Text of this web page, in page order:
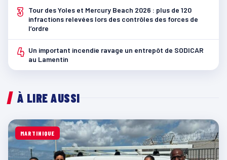
3
Tour des Yoles et Mercury Beach 2026 : plus de 120
infractions relevées lors des contrôles des forces de
l’ordre
4 Un important incendie ravage un entrepôt de SODICAR
au Lamentin
À LIRE AUSSI
MARTINIQUE